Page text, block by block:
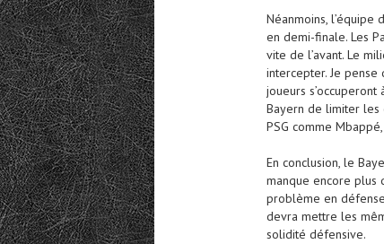
Néanmoins, l’équipe
en demi-finale. Les
vite de l’avant. Le
intercepter. Je
joueurs
Bayern de limiter les
PSG comme
En conclusion, le
manque encore plus
problème en
devra mettre les
solidité défensive.